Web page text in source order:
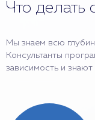
Что делать
Мы знаем всю
Консультанты
зависимость и